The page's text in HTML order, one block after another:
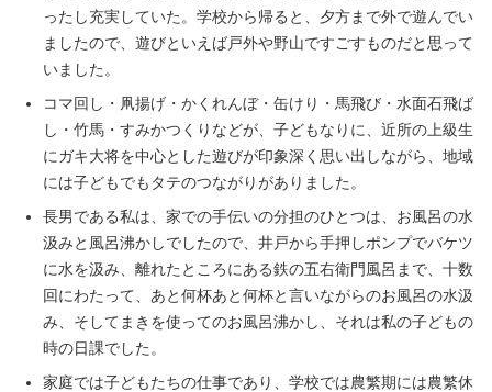
ったし充実していた。学校から帰ると、夕方まで外で遊んでい
ましたので、遊びといえば戸外や野山ですごすものだと思って
いました。
コマ回し・凧揚げ・かくれんぼ・缶けり・馬飛び・水面石飛ば
し・竹馬・すみかつくりなどが、子どもなりに、近所の上級生
にガキ大将を中心とした遊びが印象深く思い出しながら、地域
には子どもでもタテのつながりがありました。
長男である私は、家での手伝いの分担のひとつは、お風呂の水
汲みと風呂沸かしでしたので、井戸から手押しポンプでバケツ
に水を汲み、離れたところにある鉄の五右衛門風呂まで、十数
回にわたって、あと何杯あと何杯と言いながらのお風呂の水汲
み、そしてまきを使ってのお風呂沸かし、それは私の子どもの
時の日課でした。
家庭では子どもたちの仕事であり、学校では農繁期には農繁休